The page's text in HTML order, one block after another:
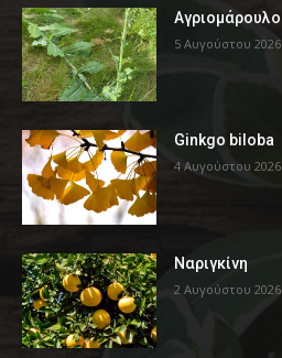
Αγριομάρουλο
5 Αυγούστου 2026
Ginkgo biloba
4 Αυγούστου 2026
Ναριγκίνη
2 Αυγούστου 2026